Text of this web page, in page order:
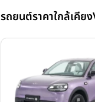
รถยนต์ราคาใกล้เคียง